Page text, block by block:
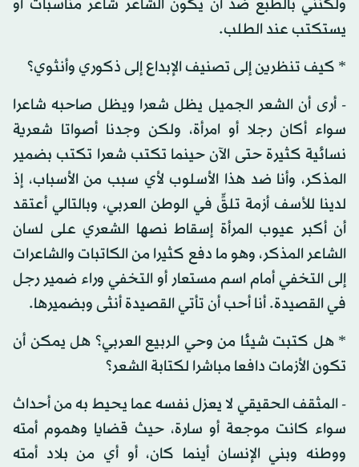
ولكنني بالطبع ضد أن يكون الشاعر شاعر مناسبات أو
يستكتب عند الطلب.
* كيف تنظرين إلى تصنيف الإبداع إلى ذكوري وأنثوي؟
- أرى أن الشعر الجميل يظل شعرا ويظل صاحبه شاعرا
سواء أكان رجلا أو امرأة، ولكن وجدنا أصواتا شعرية
نسائية كثيرة حتى الآن حينما تكتب شعرا تكتب بضمير
المذكر، وأنا ضد هذا الأسلوب لأي سبب من الأسباب، إذ
لدينا للأسف أزمة تلقٍّ في الوطن العربي، وبالتالي أعتقد
أن أكبر عيوب المرأة إسقاط نصها الشعري على لسان
الشاعر المذكر، وهو ما دفع كثيرا من الكاتبات والشاعرات
إلى التخفي أمام اسم مستعار أو التخفي وراء ضمير رجل
في القصيدة. أنا أحب أن تأتي القصيدة أنثى وبضميرها.
* هل كتبت شيئا من وحي الربيع العربي؟ هل يمكن أن
تكون الأزمات دافعا مباشرا لكتابة الشعر؟
- المثقف الحقيقي لا يعزل نفسه عما يحيط به من أحداث
سواء كانت موجعة أو سارة، حيث قضايا وهموم أمته
ووطنه وبني الإنسان أينما كان، أو أي من بلاد أمته